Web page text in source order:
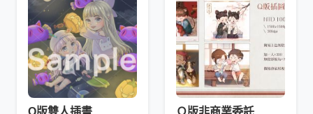
Q版雙人插畫 Ｑ版非商業委託